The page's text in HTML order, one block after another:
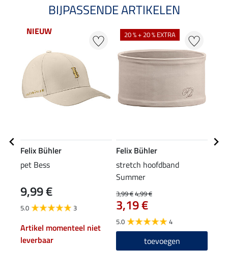
BIJPASSENDE ARTIKELEN
NIEUW
Felix Bühler
pet Bess
9,99 €
5.0 3
Artikel momenteel niet
leverbaar
20 % + 20 % EXTRA
Felix Bühler
stretch hoofdband
Summer
3,99 €4,99 €
3,19 €
5.0 4
toevoegen